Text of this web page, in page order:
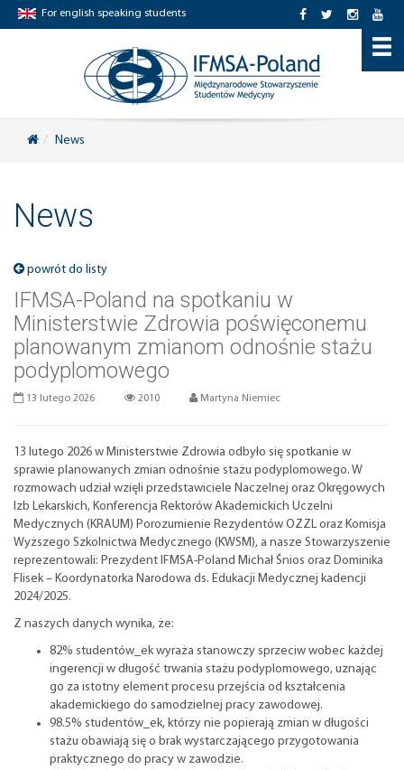
For english speaking students
News
News
powrót do listy
IFMSA-Poland na spotkaniu w
Ministerstwie Zdrowia poświęconemu
planowanym zmianom odnośnie stażu
podyplomowego
13 lutego 2026 2010 Martyna Niemiec
13 lutego 2026 w Ministerstwie Zdrowia odbyło się spotkanie w
sprawie planowanych zmian odnośnie stażu podyplomowego. W
rozmowach udział wzięli przedstawiciele Naczelnej oraz Okręgowych
Izb Lekarskich, Konferencja Rektorów Akademickich Uczelni
Medycznych (KRAUM) Porozumienie Rezydentów OZZL oraz Komisja
Wyższego Szkolnictwa Medycznego (KWSM), a nasze Stowarzyszenie
reprezentowali: Prezydent IFMSA-Poland Michał Śnios oraz Dominika
Flisek – Koordynatorka Narodowa ds. Edukacji Medycznej kadencji
2024/2025.
Z naszych danych wynika, że:
82% studentów_ek wyraża stanowczy sprzeciw wobec każdej
ingerencji w długość trwania stażu podyplomowego, uznając
go za istotny element procesu przejścia od kształcenia
akademickiego do samodzielnej pracy zawodowej.
98.5% studentów_ek, którzy nie popierają zmian w długości
stażu obawiają się o brak wystarczającego przygotowania
praktycznego do pracy w zawodzie.